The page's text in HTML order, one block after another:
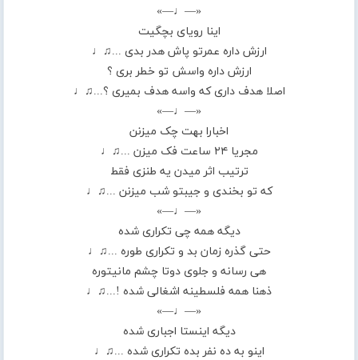
«—♩—»
اینا رویای بچگیت
ارزش داره عمرتو پاش هدر بدی ...♫♩
ارزش داره واسش تو خطر بری ؟
اصلا هدف داری که واسه هدف بمیری ؟...♫♩
«—♩—»
اخبارا بهت چک میزنن
مجریا ۲۴ ساعت فک میزن ...♫♩
ترتیب اثر میدن یه طنزی فقط
که تو بخندی و جیبتو شب میزنن ...♫♩
«—♩—»
دیگه همه چی تکراری شده
حتی گذره زمان بد و تکراری طوره ...♫♩
هی رسانه و جلوی دوتا چشم مانیتوره
ذهنا همه فلسطینه اشغالی شده !...♫♩
«—♩—»
دیگه اینستا اجباری شده
اینو به ده نفر بده تکراری شده ...♫♩